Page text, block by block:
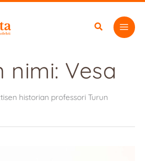
nimi: Vesa
historian professori Turun